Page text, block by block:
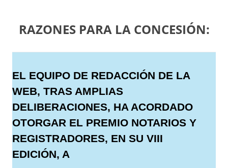
RAZONES PARA LA CONCESIÓN:
EL EQUIPO DE REDACCIÓN DE LA
WEB, TRAS AMPLIAS
DELIBERACIONES, HA ACORDADO
OTORGAR EL PREMIO NOTARIOS Y
REGISTRADORES, EN SU VIII
EDICIÓN, A